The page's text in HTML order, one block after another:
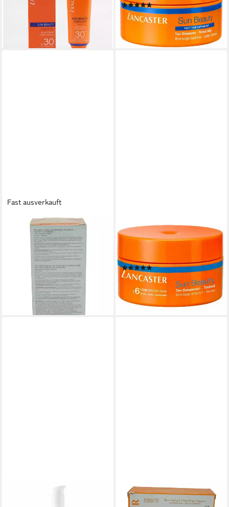
Velvet Cream 50ml - SPF30
19,43 €
(38,86 €/ 100 ml)
lieferbar - in 2-3 Werktagen bei dir
(1)
44,90 €
(224,50 €/ 1 l)
lieferbar - in 2-3 Werktagen bei dir
Fast ausverkauft
LANCASTER
Körperpflegemittel Lancaster
Beauty 365 Hautreparatur
Serum 50ml
169,00 €
(3.380,00 €/ 1 l)
lieferbar - in 2-3 Werktagen bei dir
Selbstbräunungscreme SUN
Bräunungsverstärker SPF6
(1)
ab 34,70 €
(173,50 €/ 1 l)
lieferbar - in 9-11 Werktagen bei
dir
LANCASTER
Anti-Aging-Creme Lancaster